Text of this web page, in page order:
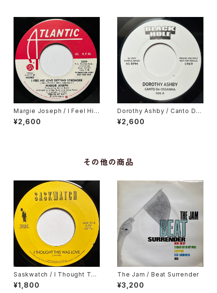
Margie Joseph / I Feel His
Love Getting Stronger
¥2,600
Dorothy Ashby / Canto De
Ossanha, Cause I Need It
¥2,600
その他の商品
Saskwatch / I Thought Thi
s Was Love / Kids
¥1,800
The Jam / Beat Surrender
¥3,200